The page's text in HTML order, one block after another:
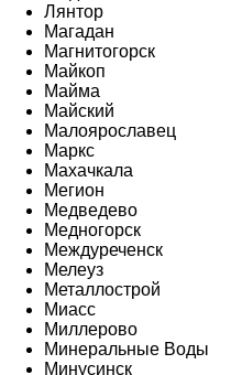
Лянтор
Магадан
Магнитогорск
Майкоп
Майма
Майский
Малоярославец
Маркс
Махачкала
Мегион
Медведево
Медногорск
Междуреченск
Мелеуз
Металлострой
Миасс
Миллерово
Минеральные Воды
Минусинск